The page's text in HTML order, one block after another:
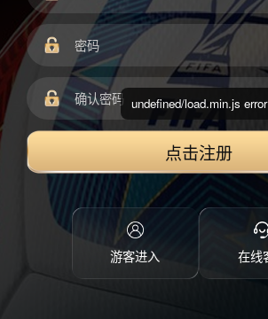
点击注册
游客进入 在线
undefined/load.min.js error